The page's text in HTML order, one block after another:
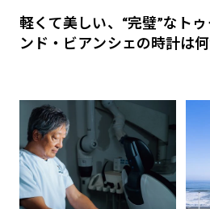
軽くて美しい、“完璧”なト
ンド・ビアンシェの時計は